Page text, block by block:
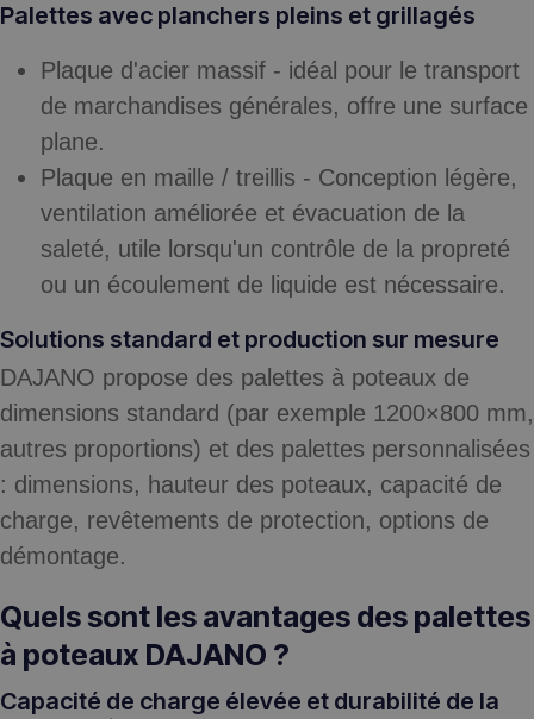
Palettes avec planchers pleins et grillagés
Plaque d'acier massif - idéal pour le transport
de marchandises générales, offre une surface
plane.
Plaque en maille / treillis - Conception légère,
ventilation améliorée et évacuation de la
saleté, utile lorsqu'un contrôle de la propreté
ou un écoulement de liquide est nécessaire.
Solutions standard et production sur mesure
DAJANO propose des palettes à poteaux de
dimensions standard (par exemple 1200×800 mm,
autres proportions) et des palettes personnalisées
: dimensions, hauteur des poteaux, capacité de
charge, revêtements de protection, options de
démontage.
Quels sont les avantages des palettes
à poteaux DAJANO ?
Capacité de charge élevée et durabilité de la